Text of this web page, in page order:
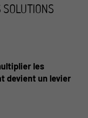
les
devient un levier